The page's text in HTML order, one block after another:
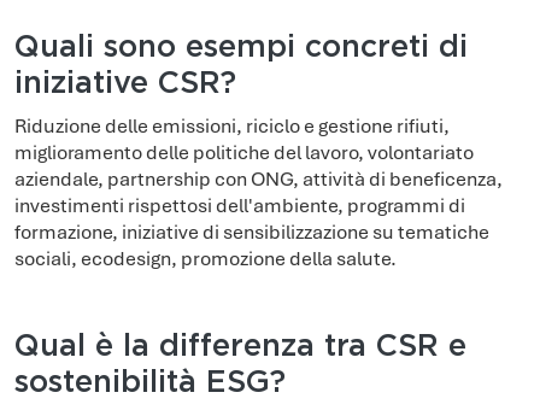
Quali sono esempi concreti di
iniziative CSR?
Riduzione delle emissioni, riciclo e gestione rifiuti,
miglioramento delle politiche del lavoro, volontariato
aziendale, partnership con ONG, attività di beneficenza,
investimenti rispettosi dell'ambiente, programmi di
formazione, iniziative di sensibilizzazione su tematiche
sociali, ecodesign, promozione della salute.
Qual è la differenza tra CSR e
sostenibilità ESG?